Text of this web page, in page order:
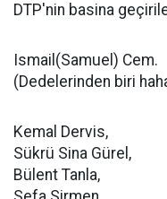
DTP'nin basina
Ismail(Samuel) Cem.
(Dedelerinden biri
Kemal Dervis,
Sükrü Sina Gürel,
Bülent Tanla,